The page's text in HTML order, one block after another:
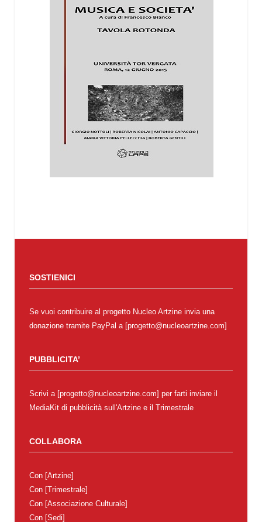
SOSTIENICI
Se vuoi contribuire al progetto Nucleo Artzine invia una
donazione tramite PayPal a [progetto@nucleoartzine.com]
PUBBLICITA’
Scrivi a [progetto@nucleoartzine.com] per farti inviare il
MediaKit di pubblicità sull'Artzine e il Trimestrale
COLLABORA
Con [Artzine]
Con [Trimestrale]
Con [Associazione Culturale]
Con [Sedi]